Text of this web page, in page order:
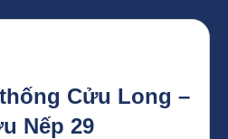
Cửu Long –
Nếp 29